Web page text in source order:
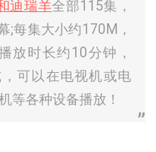
迪瑞羊全部115集，
;每集大小约170M，
放时长约10分钟，
可以在电视机或电
等各种设备播放！